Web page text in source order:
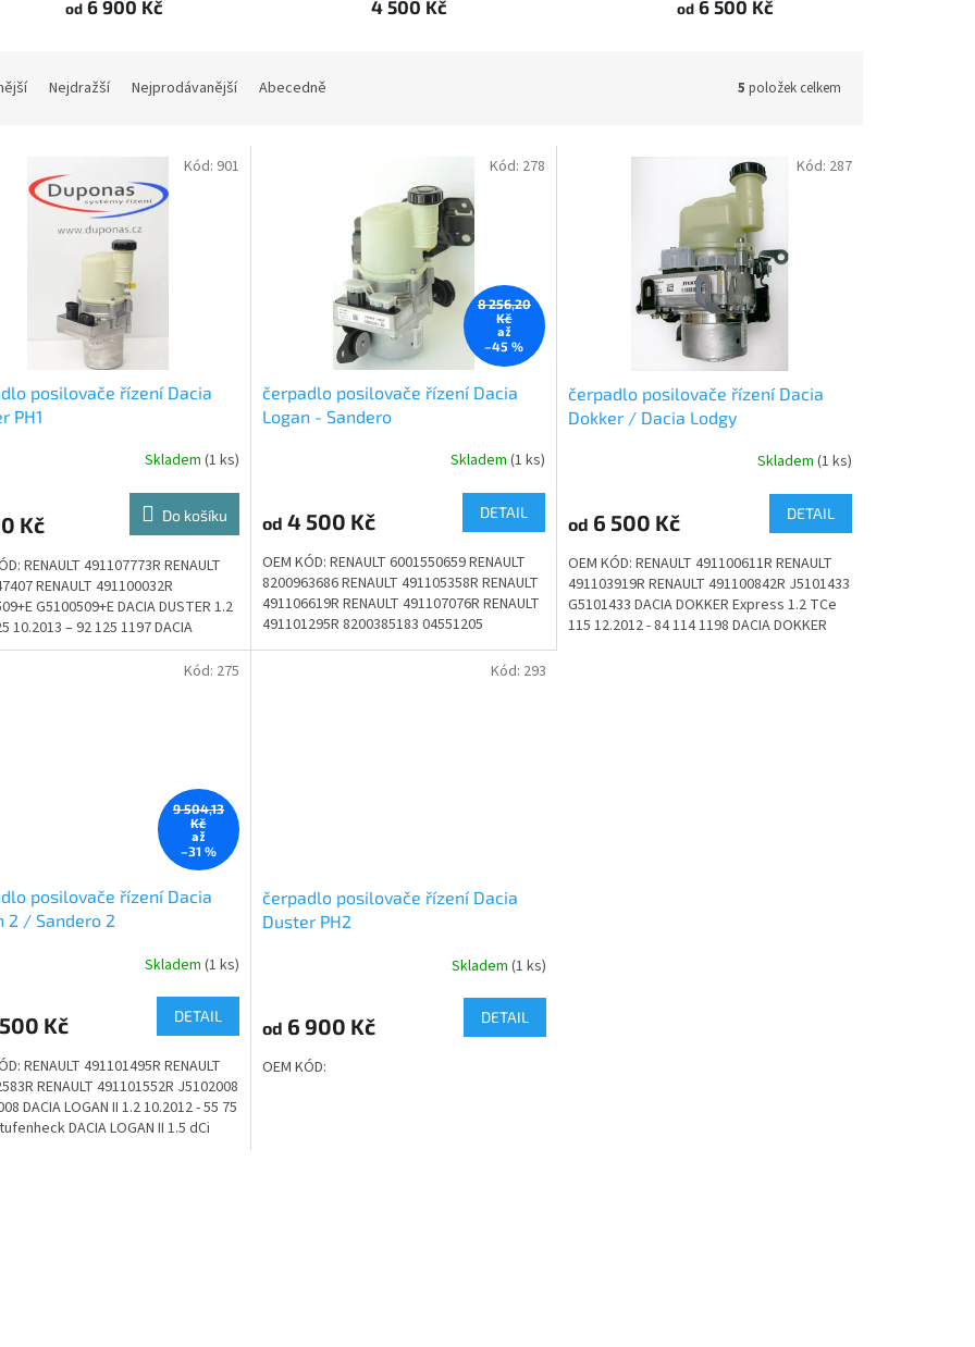
od 6 900 Kč
4 500 Kč
od6 500 Kč
Nejdražší Nejprodávanější Abecedně 5 položek celkem
posilovače řízení Dacia
PH1
Skladem (1 ks)
Kč Do košíku
RENAULT 491107773R RENAULT
RENAULT 491100032R
G5100509+E DACIA DUSTER 1.2
10.2013 – 92 125 1197 DACIA
1.5 dCi 10.2010 – 66 90 1461...
Kód: 901
8 256,20
Kč
až
–45 %
čerpadlo posilovače řízení Dacia
Logan - Sandero
Skladem (1 ks)
od 4 500 Kč DETAIL
OEM KÓD: RENAULT 6001550659 RENAULT
8200963686 RENAULT 491105358R RENAULT
491106619R RENAULT 491107076R RENAULT
491101295R 8200385183 04551205
J5100303 J5096050 DACIA LOGAN...
Kód: 278
čerpadlo posilovače řízení Dacia
Dokker / Dacia Lodgy
Skladem (1 ks)
od 6 500 Kč DETAIL
OEM KÓD: RENAULT 491100611R RENAULT
491103919R RENAULT 491100842R J5101433
G5101433 DACIA DOKKER Express 1.2 TCe
115 12.2012 - 84 114 1198 DACIA DOKKER
Kód: 287
9 504,13
Kč
až
–31 %
posilovače řízení Dacia
2 / Sandero 2
Skladem (1 ks)
Kč DETAIL
RENAULT 491101495R RENAULT
RENAULT 491101552R J5102008
DACIA LOGAN II 1.2 10.2012 - 55 75
DACIA LOGAN II 1.5 dCi
Kód: 275
čerpadlo posilovače řízení Dacia
Duster PH2
Skladem (1 ks)
od 6 900 Kč DETAIL
OEM KÓD:
Kód: 293